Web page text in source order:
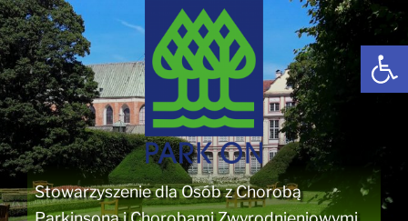
Przejdź
do
treści
Stowarzyszenie dla Osób z Chorobą